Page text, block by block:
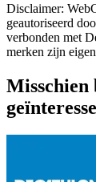
Disclaimer:
geautoriseerd
verbonden met
merken zijn
Misschien